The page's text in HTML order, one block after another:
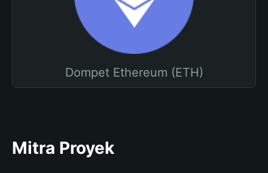
Dompet Ethereum (ETH)
Mitra Proyek